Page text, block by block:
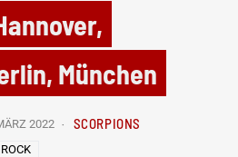
München
2022 SCORPIONS